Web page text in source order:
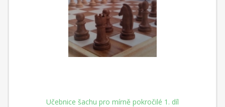
Učebnice šachu pro mírně pokročilé 1. díl